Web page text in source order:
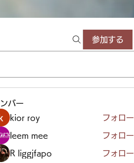
参加する
ンバー
kior roy
フォロー
leem mee フォロー
R liggjfapo フォロー